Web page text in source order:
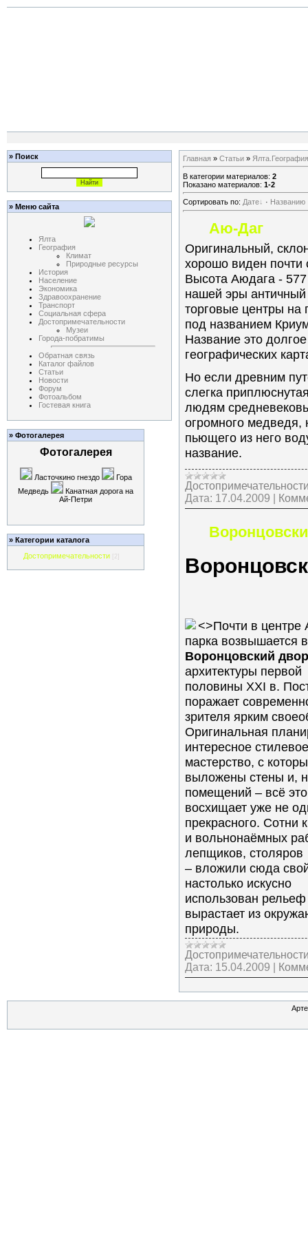
» Поиск
» Меню сайта
Ялта
География
Климат
Природные ресурсы
История
Население
Экономика
Здравоохранение
Транспорт
Социальная сфера
Достопримечательности
Музеи
Города-побратимы
Обратная связь
Каталог файлов
Статьи
Новости
Форум
Фотоальбом
Гостевая книга
» Фотогалерея
Фотогалерея
Ласточкино гнездо
Гора
Медведь
Канатная дорога на
Ай-Петри
» Категории каталога
Достопримечательности
[2]
Главная » Статьи » Ялта.География
В категории материалов: 2
Показано материалов: 1-2
Сортировать по: Дате · Названию
Аю-Даг
Оригинальный,
хорошо виден почти
Высота Аюдага -
нашей эры
торговые центры
под названием
Название это
географических
Но если древним
слегка
людям
огромного медведя,
пьющего из него
название.
Дата: 17.04.2009
<>Почти в центре
парка возвышается
Воронцовский
архитектуры первой
половины XXI в.
поражает
зрителя ярким
Оригинальная
интересное
мастерство, с
выложены стены и,
помещений – всё это
восхищает уже не
прекрасного. Сотни
и вольнонаёмных
лепщиков, столяров
– вложили сюда
настолько искусно
использован
вырастает из
природы.
Дата: 15.04.2009